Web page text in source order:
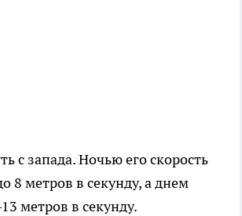
с запада. Ночью его скорость
8 метров в секунду, а днем
метров в секунду.